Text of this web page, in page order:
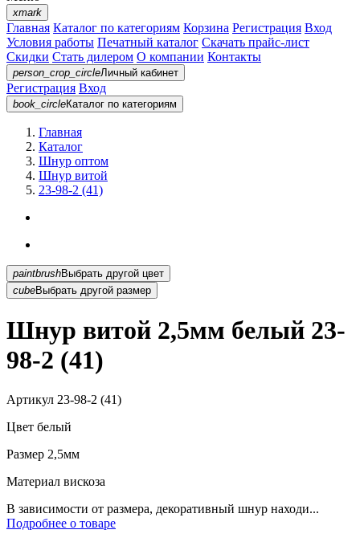
xmark
Главная Каталог по категориям Корзина Регистрация Вход
Условия работы Печатный каталог Скачать прайс-лист
Скидки Стать дилером О компании Контакты
person_crop_circleЛичный кабинет
Регистрация Вход
book_circleКаталог по категориям
Главная
Каталог
Шнур оптом
Шнур витой
23-98-2 (41)
paintbrush
Выбрать другой цвет
cubeВыбрать другой размер
Шнур витой 2,5мм белый 23-
98-2 (41)
Артикул 23-98-2 (41)
Цвет белый
Размер 2,5мм
Материал вискоза
В зависимости от размера, декоративный шнур находи...
Подробнее о товаре